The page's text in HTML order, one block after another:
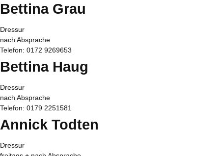
Bettina Grau
Dressur
nach Absprache
Telefon: 0172 9269653
Bettina Haug
Dressur
nach Absprache
Telefon: 0179 2251581
Annick Todten
Dressur